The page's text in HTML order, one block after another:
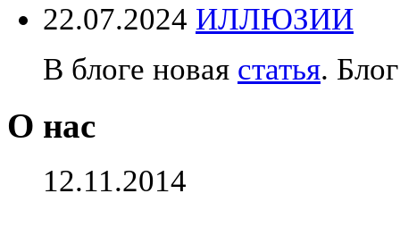
22.07.2024 ИЛЛЮЗИИ
В блоге новая статья.
О нас
12.11.2014